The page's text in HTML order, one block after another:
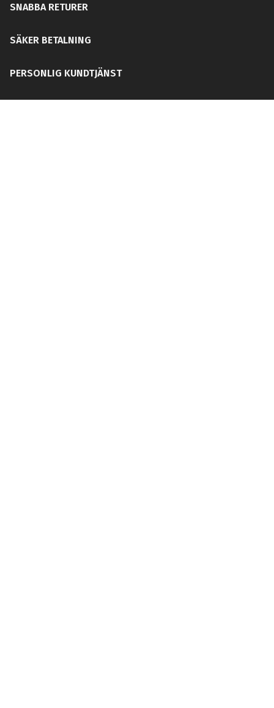
SNABBA RETURER
SÄKER BETALNING
PERSONLIG KUNDTJÄNST